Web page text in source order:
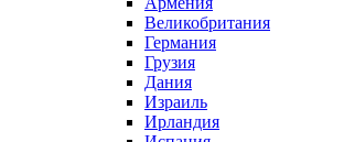
Великобритания
Германия
Грузия
Дания
Израиль
Ирландия